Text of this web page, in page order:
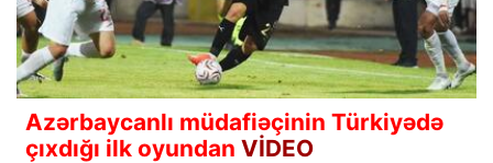
Azərbaycanlı müdafiəçinin Türkiyədə
çıxdığı ilk oyundan VİDEO